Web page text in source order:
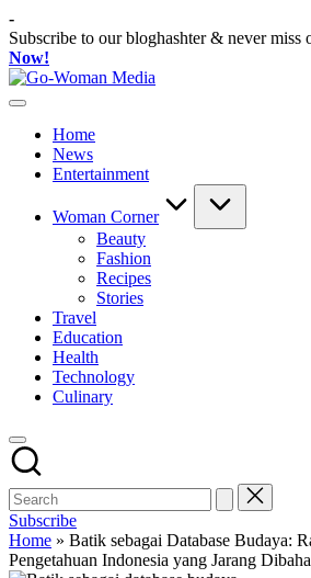
Skip
to
content
-
Subscribe to our bloghashter & never miss
Now!
Portal
Untuk
Wanita
Indonesia
Home
News
Entertainment
Woman Corner
Beauty
Fashion
Recipes
Stories
Travel
Education
Health
Technology
Culinary
Subscribe
Home » Batik sebagai Database Budaya:
Pengetahuan Indonesia yang Jarang